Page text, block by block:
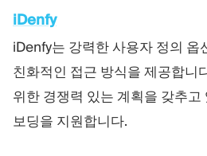
iDenfy
iDenfy는 강력한 사용자 정의 옵
친화적인 접근 방식을 제공합니
위한 경쟁력 있는 계획을 갖추고
보딩을 지원합니다.